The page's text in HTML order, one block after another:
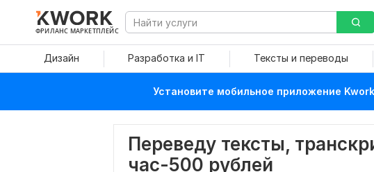
ФРИЛАНС МАРКЕТПЛЕЙС
Дизайн Разработка и IT Тексты и переводы
Установите мобильное приложение
Переведу тексты,
час-500 рублей